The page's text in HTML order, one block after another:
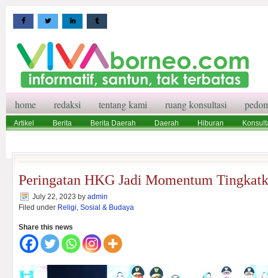
home redaksi tentang kami ruang konsultasi
Artikel Berita Berita Daerah Daerah Hiburan
Peringatan HKG Jadi Momentum
July 22, 2023 by admin
Filed under Religi, Sosial & Budaya
Share this news